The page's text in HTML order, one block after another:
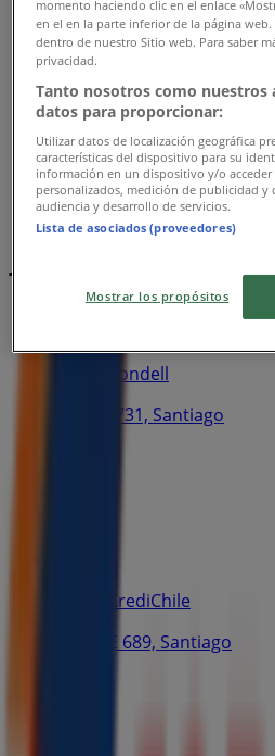
Tiendas más
Banco Condell
Puente 731, Santiago
Banco CrediChile
PUENTE 689, Santiago
momento haciendo clic en el enlace
en el en la parte inferior de la página
dentro de nuestro Sitio web. Para saber
privacidad.
Tanto nosotros como nuestros
datos para proporcionar:
Utilizar datos de localización geográfica
características del dispositivo para su
información en un dispositivo y/o
personalizados, medición de publicidad
audiencia y desarrollo de servicios.
Lista de asociados (proveedores)
Mostrar los propósitos